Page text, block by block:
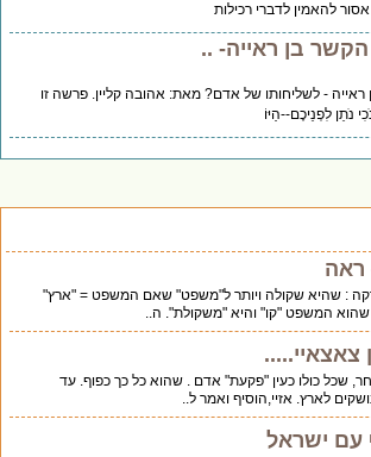
להאמין לדברי רכילות
בן ראייה- ..
- לשליחותו של אדם? מאת: אהובה קליין. פרשה זו
נֹתֵן לִפְנֵיכֶם--הַיּוֹ
ראה
: שהיא שקולה ויותר ל"משפט" שאם המשפט = "ארץ"
המשפט "קו" והיא "משקולת". ה..
צאצאיי.....
שכל כולו כעין "פקעת" אדם . שהוא כל כך כפוף. עד
לארץ. אזיי,הוסיף ואמר ל..
עם ישראל